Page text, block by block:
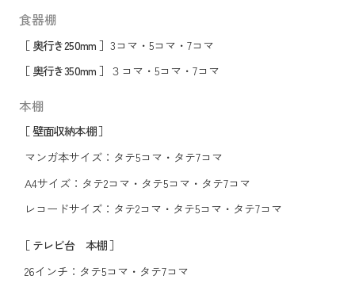
食器棚
［ 奥行き250mm ］ 3コマ ・ 5コマ ・ 7コマ
［ 奥行き350mm ］ ３コマ ・ 5コマ ・ 7コマ
本棚
［ 壁面収納本棚 ］
マンガ本サイズ： タテ5コマ ・ タテ7コマ
A4サイズ： タテ2コマ ・ タテ5コマ ・ タテ7コマ
レコードサイズ： タテ2コマ ・ タテ5コマ ・ タテ7コマ
［ テレビ台 本棚 ］
26インチ： タテ5コマ ・ タテ7コマ